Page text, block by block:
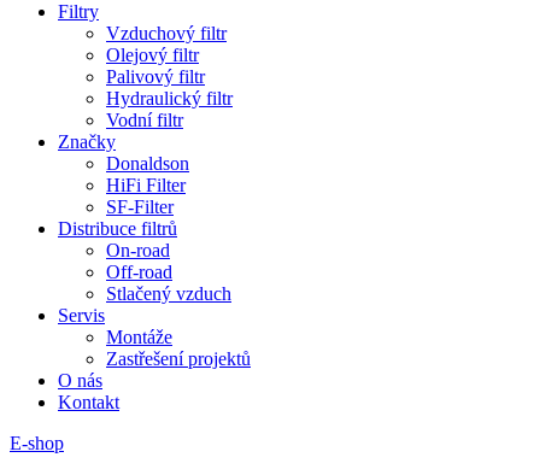
Filtry
Vzduchový filtr
Olejový filtr
Palivový filtr
Hydraulický filtr
Vodní filtr
Značky
Donaldson
HiFi Filter
SF-Filter
Distribuce filtrů
On-road
Off-road
Stlačený vzduch
Servis
Montáže
Zastřešení projektů
O nás
Kontakt
E-shop